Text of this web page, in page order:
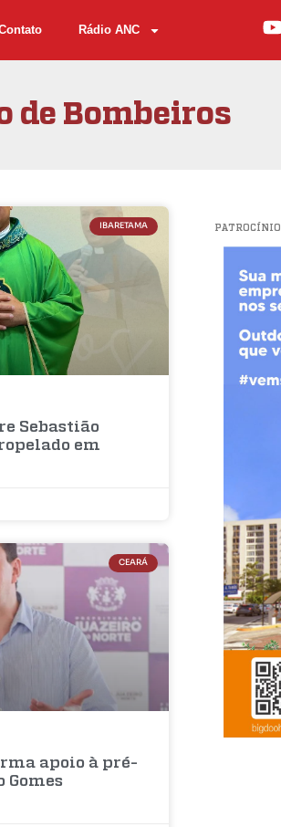
Rádio ANC
de Bombeiros
IBARETAMA
Sebastião
em
CEARÁ
apoio à pré-
Gomes
PATROCÍNIO